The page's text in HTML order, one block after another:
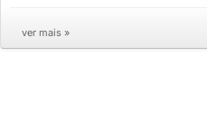
ver mais »